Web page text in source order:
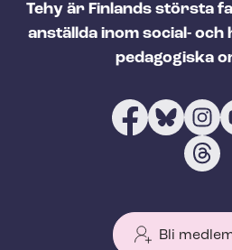
Tehy är Finlands största
anställda inom social-
pedagogiska
Bli